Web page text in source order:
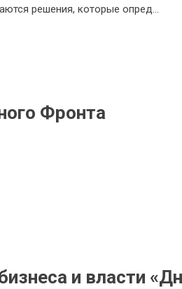
решения, которые опред...
Фронта
и власти